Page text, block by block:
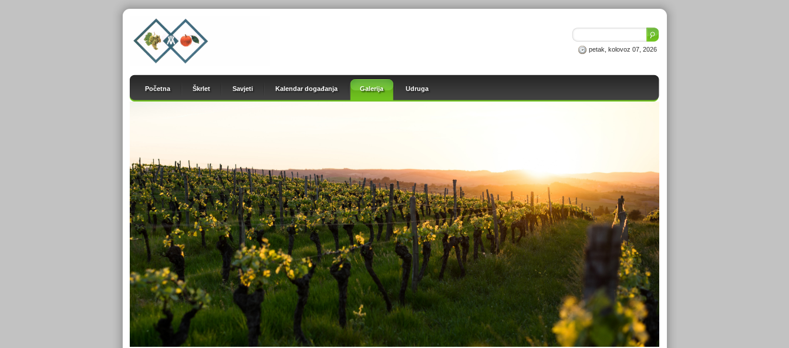
petak, kolovoz 07, 2026
Početna Škrlet Savjeti Kalendar događanja Galerija Udruga